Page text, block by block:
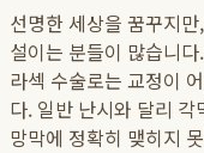
선명한 세상을 꿈꾸지
설이는 분들이 많습니
라섹 수술로는 교정이
다. 일반 난시와 달리
망막에 정확히 맺히지